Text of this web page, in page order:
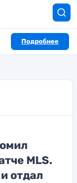
Подробнее
MLS.
отдал